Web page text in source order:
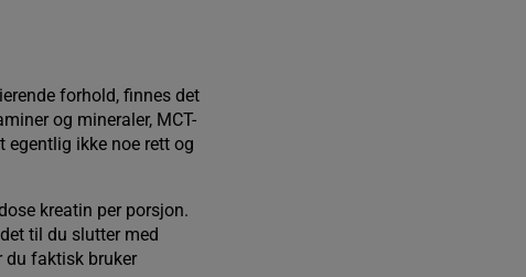
forhold, finnes det
og mineraler, MCT-
egentlig ikke noe rett og
kreatin per porsjon.
til du slutter med
du faktisk bruker